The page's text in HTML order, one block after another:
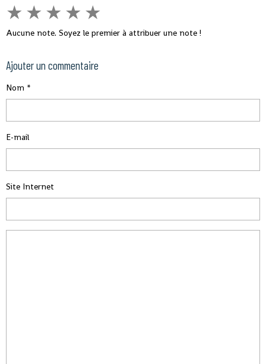
★ ★ ★ ★ ★
Aucune note. Soyez le premier à attribuer une note !
Ajouter un commentaire
Nom
E-mail
Site Internet